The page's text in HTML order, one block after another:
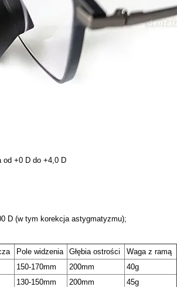
od +0 D do +4,0 D
D (w tym korekcja astygmatyzmu);
Pole widzenia Głębia ostrości
Waga z ramą
150-170mm 200mm
40g
130-150mm 200mm
45g